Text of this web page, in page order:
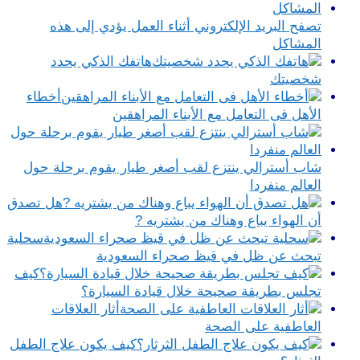
تصفح البريد الإلكتروني أثناء العمل يؤدي إلى هذه
المشاكل
هاتفك الذكي يحدد
شخصيتك
أخطاء
الأهل فى التعامل مع الأبناء المراهقين
شاب أسترالي ينتزع لقب أصغر طيار يقوم برحلة حول
العالم منفردا
هل تصدق
أن الهواء يباع وهناك من يشتريه ?
سحلية
تبحث عن ظل في قيظ صحراء السعودية
كيف
تجلس بطريقة صحيحة خلال قيادة السيارة؟
أثار العلاقات
العاطفية على الصحة
كيف يكون علاج الطفل